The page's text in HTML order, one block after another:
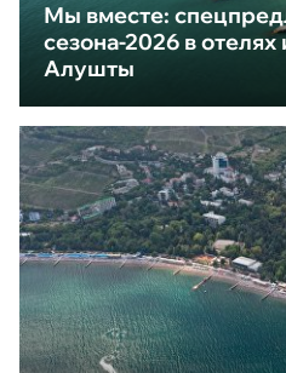
Мы вместе:
сезона-2026 в отелях
Алушты